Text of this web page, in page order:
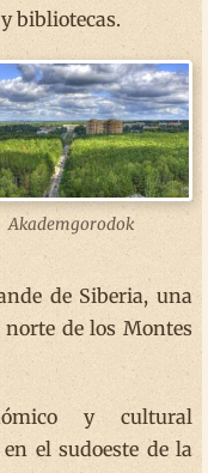
bibliotecas.
Akademgorodok
de Siberia, una
de los Montes
y cultural
el sudoeste de la